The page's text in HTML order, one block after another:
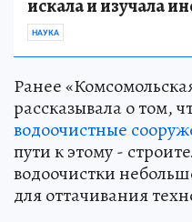
искала и изучала
НАУКА
Ранее
рассказывала о том,
водоочистные
пути к этому -
водоочистки
для оттачивания